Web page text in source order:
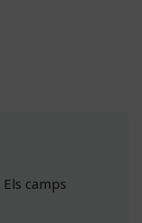
Els camps